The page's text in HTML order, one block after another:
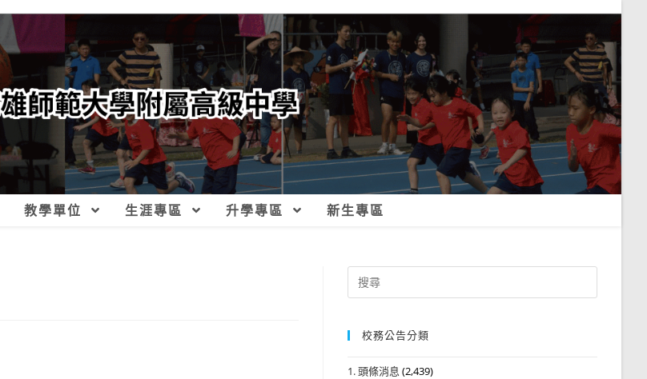
教學單位 生涯專區 升學專區 新生專區
Search
for:
校務公告分類
1. 頭條消息 (2,439)